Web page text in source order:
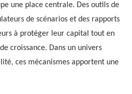
une place centrale. Des outils de
de scénarios et des rapports
à protéger leur capital tout en
croissance. Dans un univers
ces mécanismes apportent une